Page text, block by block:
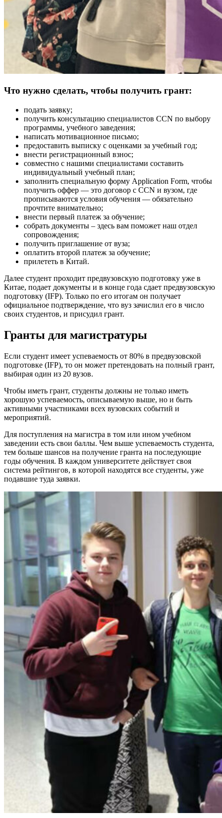
Что нужно сделать, чтобы получить грант:
подать заявку;
получить консультацию специалистов CCN по выбору
программы, учебного заведения;
написать мотивационное письмо;
предоставить выписку с оценками за учебный год;
внести регистрационный взнос;
совместно с нашими специалистами составить
индивидуальный учебный план;
заполнить специальную форму Application Form, чтобы
получить оффер — это договор с CCN и вузом, где
прописываются условия обучения — обязательно
прочтите внимательно;
внести первый платеж за обучение;
собрать документы – здесь вам поможет наш отдел
сопровождения;
получить приглашение от вуза;
оплатить второй платеж за обучение;
прилететь в Китай.
Далее студент проходит предвузовскую подготовку уже в
Китае, подает документы и в конце года сдает предвузовскую
подготовку (IFP). Только по его итогам он получает
официальное подтверждение, что вуз зачислил его в число
своих студентов, и присудил грант.
Гранты для магистратуры
Если студент имеет успеваемость от 80% в предвузовской
подготовке (IFP), то он может претендовать на полный грант,
выбирая один из 20 вузов.
Чтобы иметь грант, студенты должны не только иметь
хорошую успеваемость, описываемую выше, но и быть
активными участниками всех вузовских событий и
мероприятий.
Для поступления на магистра в том или ином учебном
заведении есть свои баллы. Чем выше успеваемость студента,
тем больше шансов на получение гранта на последующие
годы обучения. В каждом университете действует своя
система рейтингов, в которой находятся все студенты, уже
подавшие туда заявки.